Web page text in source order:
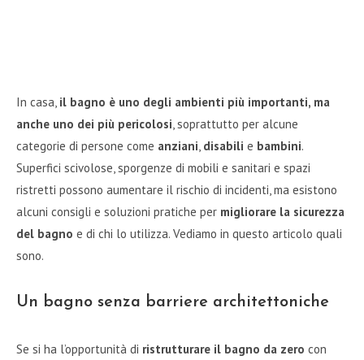
In casa, il bagno è uno degli ambienti più importanti, ma
anche uno dei più pericolosi , soprattutto per alcune
categorie di persone come anziani disabili e bambini.
Superfici scivolose, sporgenze di mobili e sanitari e spazi
ristretti possono aumentare il rischio di incidenti, ma esistono
alcuni consigli e soluzioni pratiche per migliorare la sicurezza
del bagno e di chi lo utilizza. Vediamo in questo articolo quali
sono.
Un bagno senza barriere architettoniche
Se si ha l’opportunità di ristrutturare il bagno da zero con